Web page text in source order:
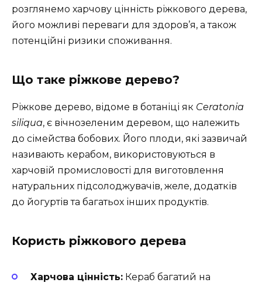
розглянемо харчову цінність ріжкового дерева,
його можливі переваги для здоров’я, а також
потенційні ризики споживання.
Що таке ріжкове дерево?
Ріжкове дерево, відоме в ботаніці як Ceratonia
siliqua, є вічнозеленим деревом, що належить
до сімейства бобових. Його плоди, які зазвичай
називають керабом, використовуються в
харчовій промисловості для виготовлення
натуральних підсолоджувачів, желе, додатків
до йогуртів та багатьох інших продуктів.
Користь ріжкового дерева
Харчова цінність: Кераб багатий на